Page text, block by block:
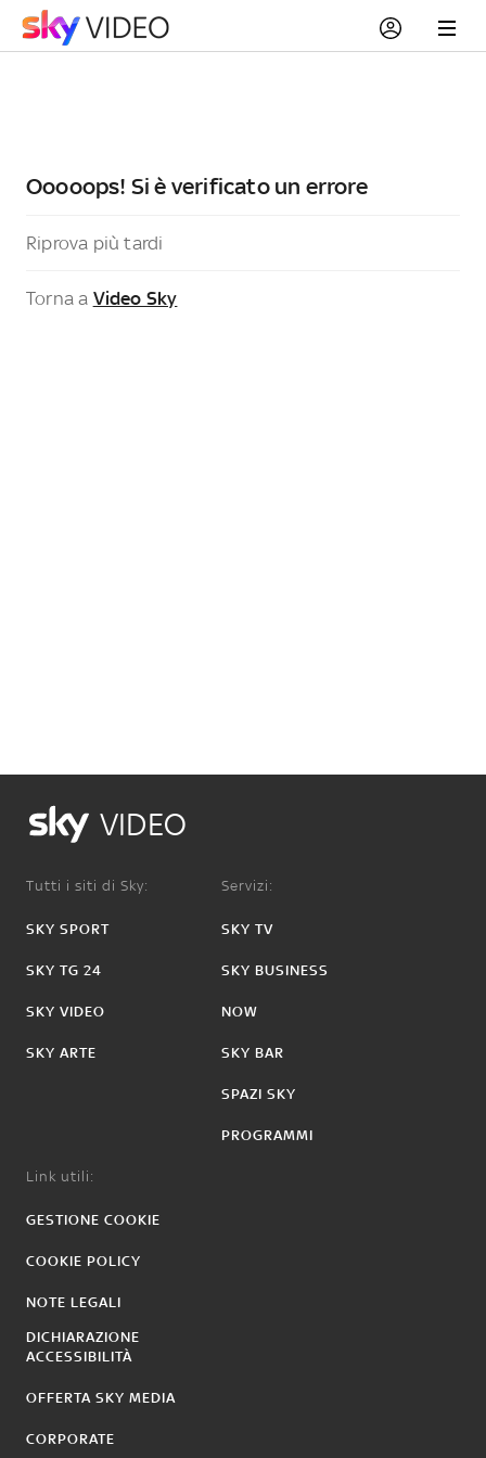
Ooooops! Si è verificato un errore
Riprova più tardi
Torna a Video Sky
VIDEO
Tutti i siti di Sky:
SKY SPORT
SKY TG 24
SKY VIDEO
SKY ARTE
Servizi:
SKY TV
SKY BUSINESS
NOW
SKY BAR
SPAZI SKY
PROGRAMMI
Link utili:
GESTIONE COOKIE
COOKIE POLICY
NOTE LEGALI
DICHIARAZIONE
ACCESSIBILITÀ
OFFERTA SKY MEDIA
CORPORATE